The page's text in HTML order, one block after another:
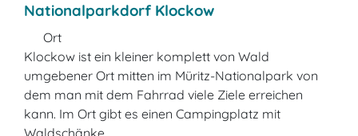
Nationalparkdorf Klockow
Ort
Klockow ist ein kleiner komplett von Wald
umgebener Ort mitten im Müritz-Nationalpark von
dem man mit dem Fahrrad viele Ziele erreichen
kann. Im Ort gibt es einen Campingplatz mit